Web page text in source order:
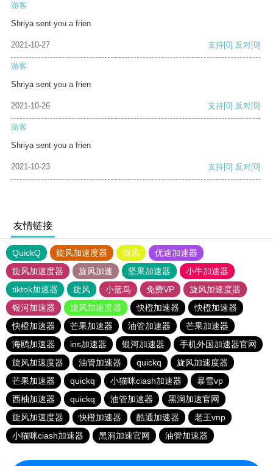
游客
Shriya sent you a frien
2021-10-27 支持[0] 反对[0]
游客
Shriya sent you a frien
2021-10-26 支持[0] 反对[0]
游客
Shriya sent you a frien
2021-10-23 支持[0] 反对[0]
友情链接
QuickQ 旋风加速度器 旋风
优途加速器
旋风加速度器
旋风加速 坚果加速器
小牛加速器
tiktok加速器
旋风 小蓝鸟 免费VP
旋风加速度器
银河加速器
旋风加速度器 快橙加速器
快橙加速器
快橙加速器
芒果加速器 油管加速器
芒果加速器
海鸥加速器
ins加速器 银河加速器
手机外国加速器官网
旋风加速度器
油管加速器 quickq
旋风加速度器
芒果加速器
quickq 小猫咪ciash加速器
暴雪vp
西柚加速器
quickq 油管加速器
黑洞加速官网
旋风加速度器
快橙加速器 酷通加速器
老王vnp
小猫咪ciash加速器
黑洞加速官网 油管加速器